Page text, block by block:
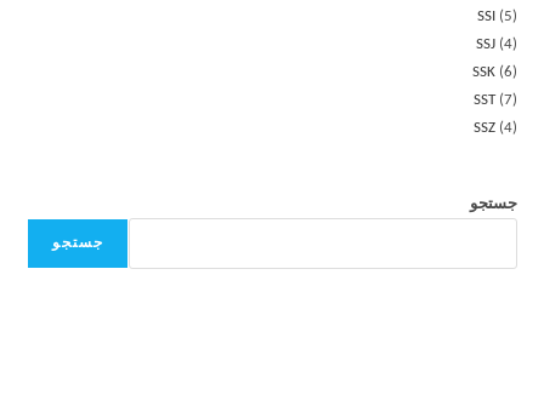
SSI
5
SSJ 4
SSK 6
SST 7
SSZ 4
جستجو
جستجو